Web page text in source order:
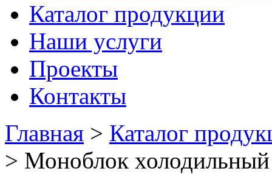
Каталог продукции
Наши услуги
Проекты
Контакты
Главная > Каталог
> Моноблок